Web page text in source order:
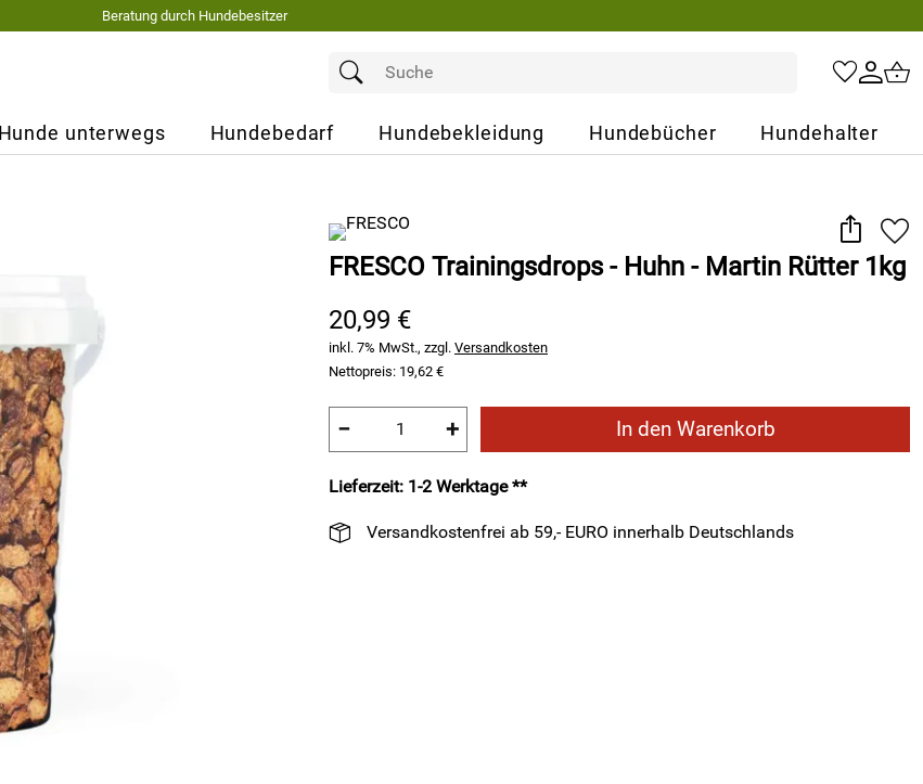
Beratung durch Hundebesitzer
Hunde unterwegs Hundebedarf Hundebekleidung Hundebücher Hundehalter
FRESCO Trainingsdrops - Huhn - Martin Rütter 1kg
20,99 €
inkl. 7% MwSt., zzgl. Versandkosten
Nettopreis: 19,62 €
− + In den Warenkorb
Lieferzeit: 1-2 Werktage **
Versandkostenfrei ab 59,- EURO innerhalb Deutschlands